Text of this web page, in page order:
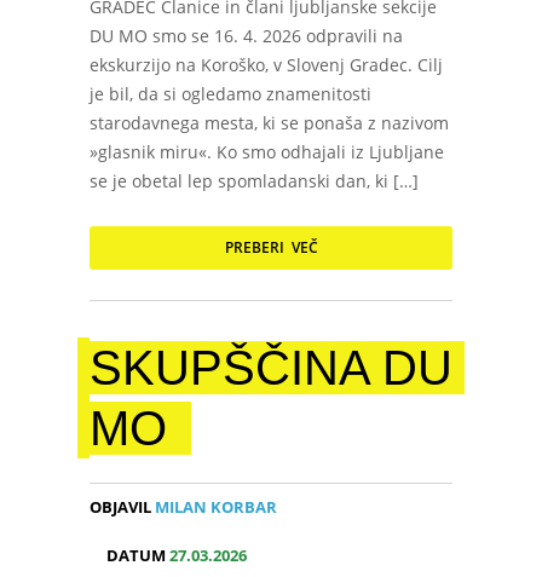
GRADEC Članice in člani ljubljanske sekcije
DU MO smo se 16. 4. 2026 odpravili na
ekskurzijo na Koroško, v Slovenj Gradec. Cilj
je bil, da si ogledamo znamenitosti
starodavnega mesta, ki se ponaša z nazivom
»glasnik miru«. Ko smo odhajali iz Ljubljane
se je obetal lep spomladanski dan, ki […]
PREBERI VEČ
SKUPŠČINA DU
MO
OBJAVIL MILAN KORBAR
DATUM27.03.2026